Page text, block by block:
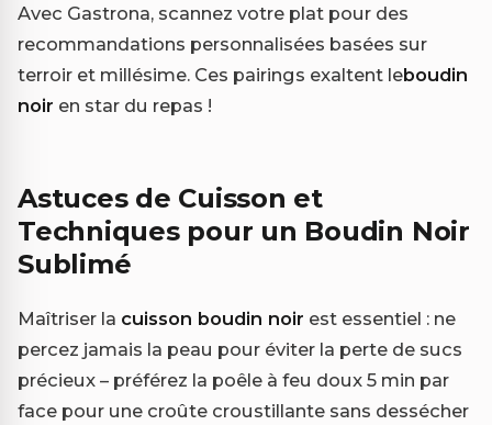
Avec Gastrona, scannez votre plat pour des
recommandations personnalisées basées sur
terroir et millésime. Ces pairings exaltent leboudin
noir en star du repas !
Astuces de Cuisson et
Techniques pour un Boudin Noir
Sublimé
Maîtriser la cuisson boudin noir est essentiel : ne
percez jamais la peau pour éviter la perte de sucs
précieux – préférez la poêle à feu doux 5 min par
face pour une croûte croustillante sans dessécher